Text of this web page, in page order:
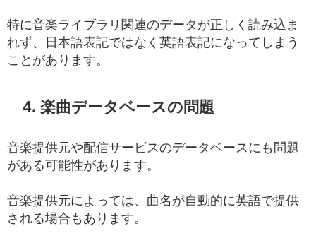
特に音楽ライブラリ関連のデータが正しく読み込ま
れず、日本語表記ではなく英語表記になってしまう
ことがあります。
4. 楽曲データベースの問題
音楽提供元や配信サービスのデータベースにも問題
がある可能性があります。
音楽提供元によっては、曲名が自動的に英語で提供
される場合もあります。